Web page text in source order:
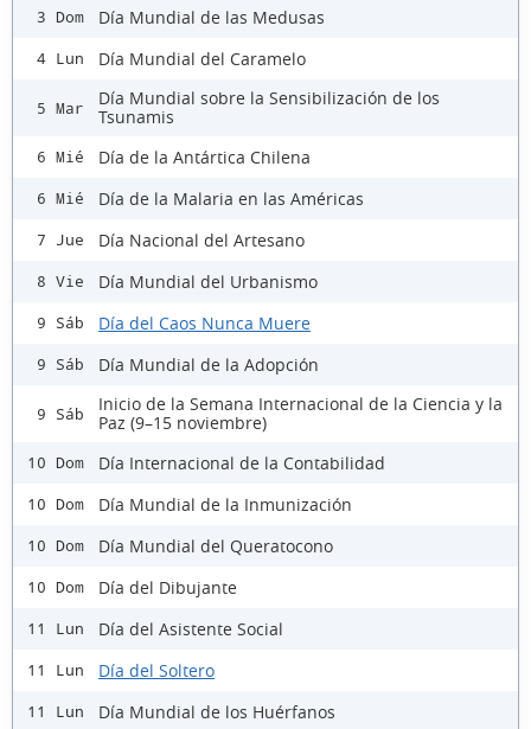
3 Dom Día Mundial de las Medusas
4 Lun Día Mundial del Caramelo
5 Mar
Día Mundial sobre la Sensibilización de los
Tsunamis
6 Mié Día de la Antártica Chilena
6 Mié Día de la Malaria en las Américas
7 Jue Día Nacional del Artesano
8 Vie Día Mundial del Urbanismo
9 Sáb Día del Caos Nunca Muere
9 Sáb Día Mundial de la Adopción
9 Sáb
Inicio de la Semana Internacional de la Ciencia y la
Paz (9–15 noviembre)
10 Dom Día Internacional de la Contabilidad
10 Dom Día Mundial de la Inmunización
10 Dom Día Mundial del Queratocono
10 Dom Día del Dibujante
11 Lun Día del Asistente Social
11 Lun Día del Soltero
11 Lun Día Mundial de los Huérfanos